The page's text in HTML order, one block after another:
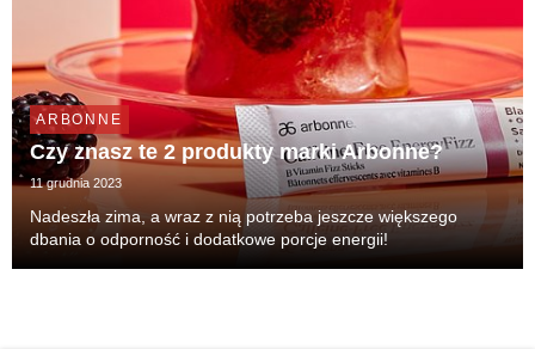
ARBONNE
Czy znasz te 2 produkty marki Arbonne?
11 grudnia 2023
Nadeszła zima, a wraz z nią potrzeba jeszcze większego
dbania o odporność i dodatkowe porcje energii!